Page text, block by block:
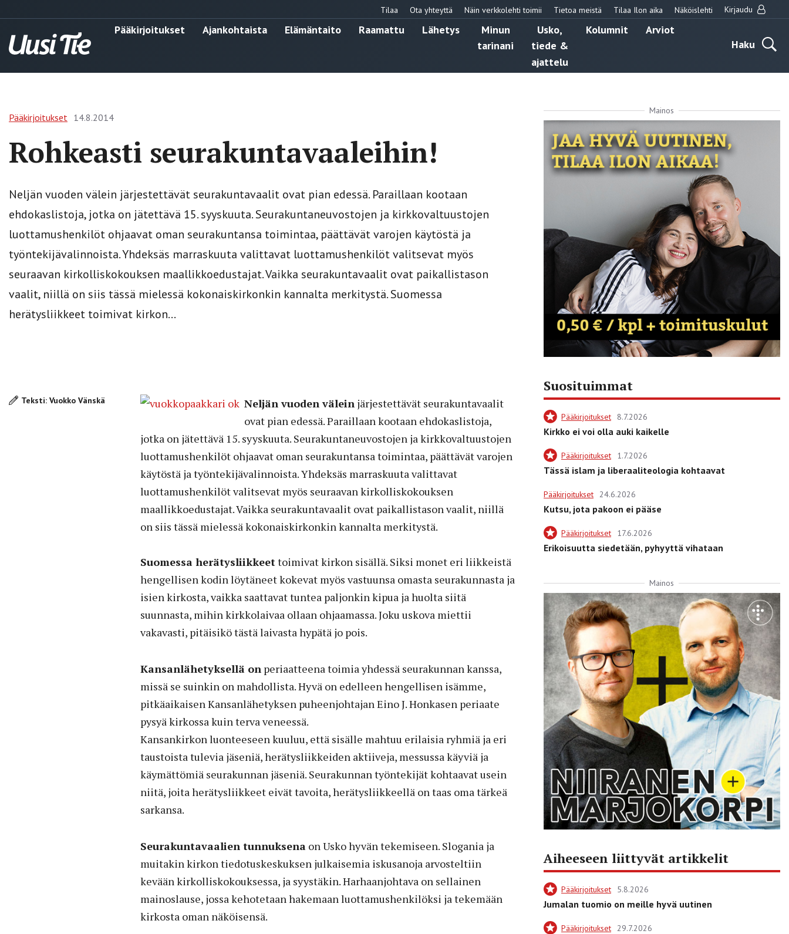
Tilaa Ota yhteyttä Näin verkkolehti toimii Tietoa meistä Tilaa Ilon aika Näköislehti Kirjaudu
Pääkirjoitukset Ajankohtaista Elämäntaito Raamattu Lähetys
Minun
tarinani
Usko,
tiede &
ajattelu
Kolumnit
Arviot
Haku
Pääkirjoitukset 14.8.2014
Rohkeasti seurakuntavaaleihin!
Neljän vuoden välein järjestettävät seurakuntavaalit ovat pian edessä. Paraillaan kootaan
ehdokaslistoja, jotka on jätettävä 15. syyskuuta. Seurakuntaneuvostojen ja kirkkovaltuustojen
luottamushenkilöt ohjaavat oman seurakuntansa toimintaa, päättävät varojen käytöstä ja
työntekijävalinnoista. Yhdeksäs marraskuuta valittavat luottamushenkilöt valitsevat myös
seuraavan kirkolliskokouksen maallikkoedustajat. Vaikka seurakuntavaalit ovat paikallistason
vaalit, niillä on siis tässä mielessä kokonaiskirkonkin kannalta merkitystä. Suomessa
herätysliikkeet toimivat kirkon...
Teksti: Vuokko Vänskä Neljän vuoden välein järjestettävät seurakuntavaalit
ovat pian edessä. Paraillaan kootaan ehdokaslistoja,
jotka on jätettävä 15. syyskuuta. Seurakuntaneuvostojen ja kirkkovaltuustojen
luottamushenkilöt ohjaavat oman seurakuntansa toimintaa, päättävät varojen
käytöstä ja työntekijävalinnoista. Yhdeksäs marraskuuta valittavat
luottamushenkilöt valitsevat myös seuraavan kirkolliskokouksen
maallikkoedustajat. Vaikka seurakuntavaalit ovat paikallistason vaalit, niillä
on siis tässä mielessä kokonaiskirkonkin kannalta merkitystä.
Suomessa herätysliikkeettoimivat kirkon sisällä. Siksi monet eri liikkeistä
hengellisen kodin löytäneet kokevat myös vastuunsa omasta seurakunnasta ja
isien kirkosta, vaikka saattavat tuntea paljonkin kipua ja huolta siitä
suunnasta, mihin kirkkolaivaa ollaan ohjaamassa. Joku uskova miettii
vakavasti, pitäisikö tästä laivasta hypätä jo pois.
Kansanlähetyksellä on periaatteena toimia yhdessä seurakunnan kanssa,
missä se suinkin on mahdollista. Hyvä on edelleen hengellisen isämme,
pitkäaikaisen Kansanlähetyksen puheenjohtajan Eino J. Honkasen periaate
pysyä kirkossa kuin terva veneessä.
Kansankirkon luonteeseen kuuluu, että sisälle mahtuu erilaisia ryhmiä ja eri
taustoista tulevia jäseniä, herätysliikkeiden aktiiveja, messussa käyviä ja
käymättömiä seurakunnan jäseniä. Seurakunnan työntekijät kohtaavat usein
niitä, joita herätysliikkeet eivät tavoita, herätysliikkeellä on taas oma tärkeä
sarkansa.
Seurakuntavaalien tunnuksena on Usko hyvän tekemiseen. Slogania ja
muitakin kirkon tiedotuskeskuksen julkaisemia iskusanoja arvosteltiin
kevään kirkolliskokouksessa, ja syystäkin. Harhaanjohtava on sellainen
mainoslause, jossa kehotetaan hakemaan luottamushenkilöksi ja tekemään
kirkosta oman näköisensä.
Mainos
Suosituimmat
Pääkirjoitukset 8.7.2026
Kirkko ei voi olla auki kaikelle
Pääkirjoitukset 1.7.2026
Tässä islam ja liberaaliteologia kohtaavat
Pääkirjoitukset 24.6.2026
Kutsu, jota pakoon ei pääse
Pääkirjoitukset 17.6.2026
Erikoisuutta siedetään, pyhyyttä vihataan
Mainos
Aiheeseen liittyvät artikkelit
Pääkirjoitukset 5.8.2026
Jumalan tuomio on meille hyvä uutinen
Pääkirjoitukset 29.7.2026